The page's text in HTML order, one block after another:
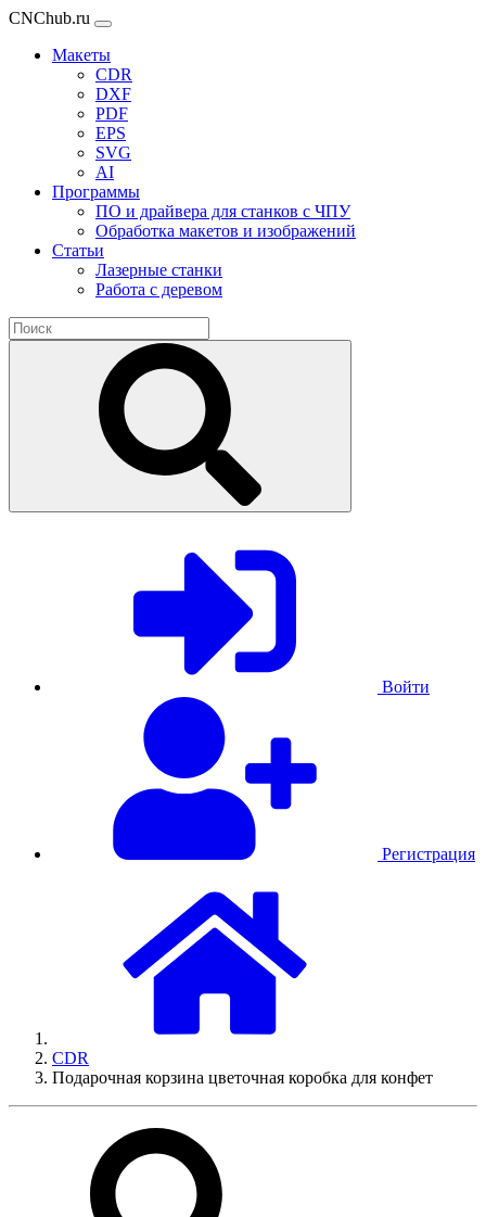
CNChub.ru
Макеты
CDR
DXF
PDF
EPS
SVG
AI
Программы
ПО и драйвера для станков с ЧПУ
Обработка макетов и изображений
Статьи
Лазерные станки
Работа с деревом
Войти
Регистрация
CDR
Подарочная корзина цветочная коробка для конфет